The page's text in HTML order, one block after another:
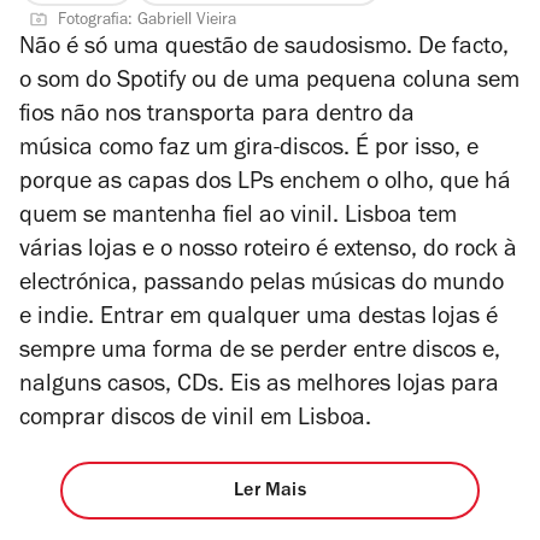
Fotografia: Gabriell Vieira
Não é só uma questão de saudosismo. De facto,
o som do Spotify ou de uma pequena coluna sem
fios não nos transporta para dentro da
música como faz um gira-discos. É por isso, e
porque as capas dos LPs enchem o olho, que há
quem se mantenha fiel ao vinil. Lisboa tem
várias lojas e o nosso roteiro é extenso, do rock à
electrónica, passando pelas músicas do mundo
e indie. Entrar em qualquer uma destas lojas é
sempre uma forma de se perder entre discos e,
nalguns casos, CDs. Eis as melhores lojas para
comprar discos de vinil em Lisboa.
Ler Mais